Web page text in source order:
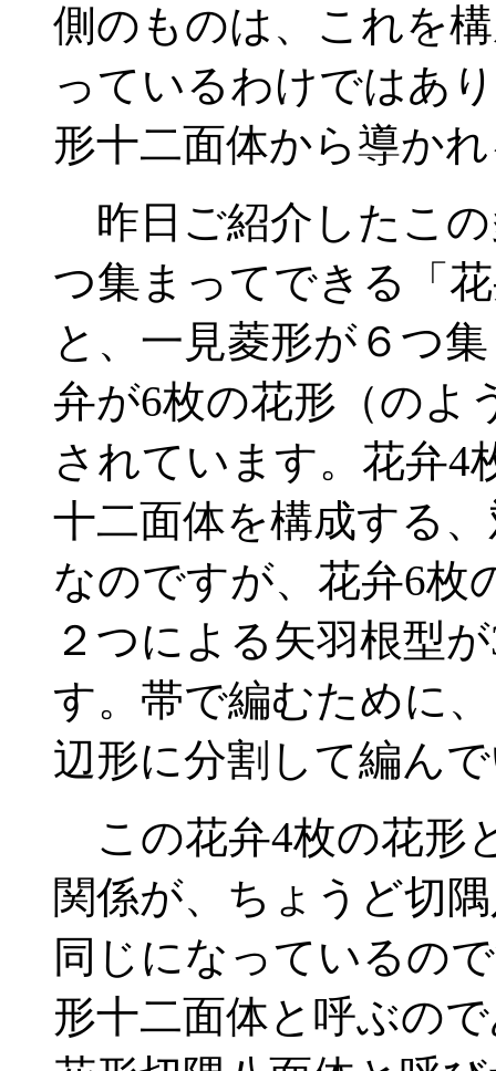
側のものは、これを
っているわけではあ
形十二面体から導か
昨日ご紹介したこ
つ集まってできる「
と、一見菱形が６つ
弁が6枚の花形（のよ
されています。花弁4
十二面体を構成する
なのですが、花弁6枚
２つによる矢羽根型
す。帯で編むために
辺形に分割して編ん
この花弁4枚の花形
関係が、ちょうど切
同じになっているの
形十二面体と呼ぶの